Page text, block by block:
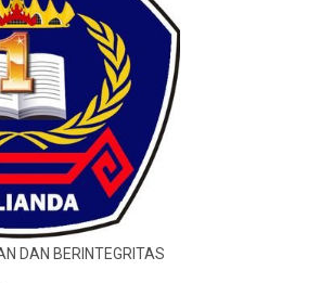
DAN BERINTEGRITAS